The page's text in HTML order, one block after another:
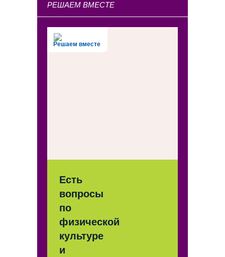
РЕШАЕМ ВМЕСТЕ
Решаем вместе
Есть
вопросы
по
физической
культуре
и